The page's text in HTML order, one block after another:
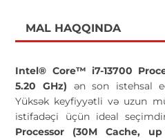
MAL HAQQINDA
Intel® Core™ i7-13700
5.20 GHz) ən son istehsal
Yüksək keyfiyyətli və uzun
istifadəçi üçün ideal
Processor (30M Cache,